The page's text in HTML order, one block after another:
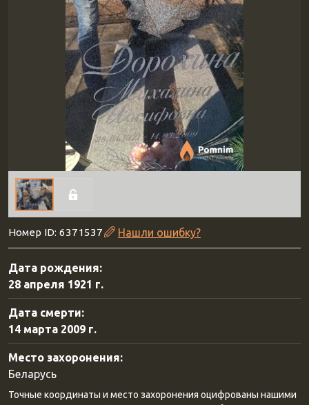
Номер ID: 6371537 Нашли ошибку?
Дата рождения:
28 апреля 1921 г.
Дата смерти:
14 марта 2009 г.
Место захоронения:
Беларусь
Точные координаты и место захоронения оцифрованы нашими